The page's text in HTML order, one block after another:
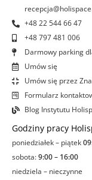
+48 22 544 66 47
+48 797 481 006
Darmowy parking
Umów się
Umów się przez
Formularz
Blog Instytutu
Godziny pracy
poniedziałek – piątek
sobota:9:00 – 16:00
niedziela – nieczynne